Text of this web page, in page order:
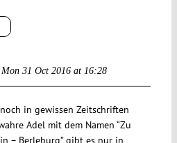
Mon 31 Oct 2016 at 16:28
in gewissen Zeitschriften
Adel mit dem Namen “Zu
– Berleburg” gibt es nur in